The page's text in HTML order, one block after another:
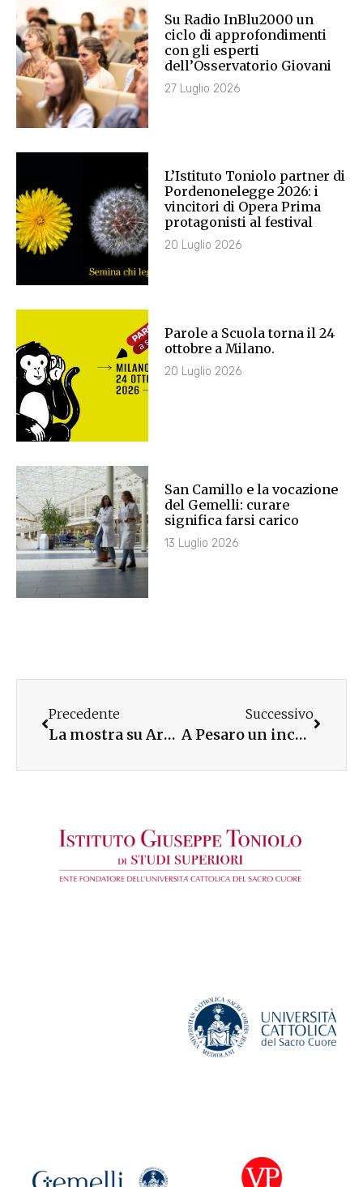
Su Radio InBlu2000 un
ciclo di approfondimenti
con gli esperti
dell’Osservatorio Giovani
27 Luglio 2026
L’Istituto Toniolo partner di
Pordenonelegge 2026: i
vincitori di Opera Prima
protagonisti al festival
20 Luglio 2026
Parole a Scuola torna il 24
ottobre a Milano.
20 Luglio 2026
San Camillo e la vocazione
del Gemelli: curare
significa farsi carico
13 Luglio 2026
Precedente
La mostra su Armida Barelli a Cassina de’ Pecchi
Successivo
A Pesaro un incontro su cattolici e democrazia dopo la Settimana Sociale di Trieste